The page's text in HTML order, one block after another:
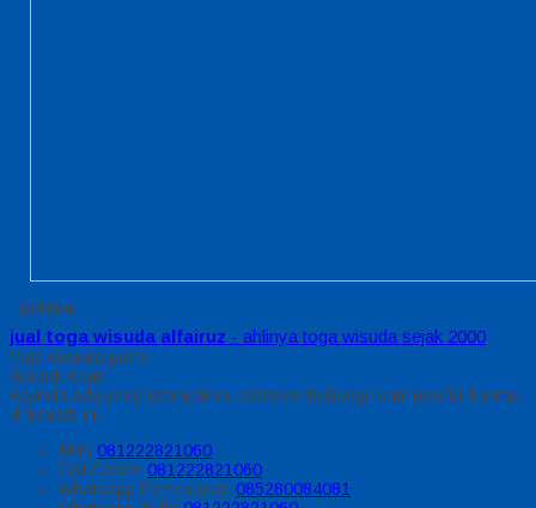
Sidebar
jual toga wisuda alfairuz - ahlinya toga wisuda sejak 2000
toga wisuda juara
Kontak Kami
Apabila ada yang ditanyakan, silahkan hubungi kami melalui kontak
di bawah ini.
SMS 081222821060
Call Center 081222821060
Whatsapp Pemesanan 085280084081